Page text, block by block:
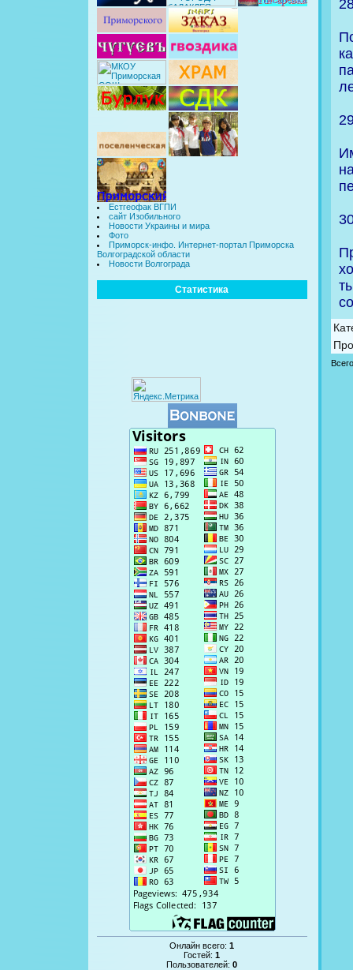
Естгеофак ВГПИ
сайт Изобильного
Новости Украины и мира
Фото
Приморск-инфо. Интернет-портал Приморска
Волгоградской области
Новости Волгограда
Статистика
Онлайн всего:1
Гостей:1
Пользователей:0